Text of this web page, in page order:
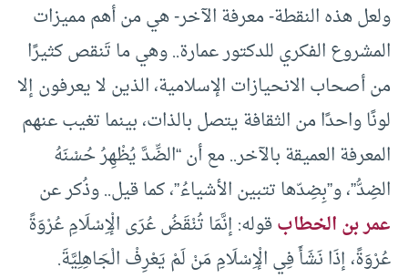
ولعل هذه النقطة- معرفة الآخر- هي من أهم مميزات
المشروع الفكري للدكتور عمارة.. وهي ما تَنقص كثيرًا
من أصحاب الانحيازات الإسلامية، الذين لا يعرفون إلا
لونًا واحدًا من الثقافة يتصل بالذات، بينما تغيب عنهم
المعرفة العميقة بالآخر.. مع أن “الضِّدَّ يُظْهِرُ حُسْنَهُ
الضِدُّ”، و”بِضِدّها تتبين الأشياءُ”، كما قيل.. وذُكر عن
عمر بن الخطابقوله: إنَّمَا تُنْقَضُ عُرَى الْإِسْلَامِ عُرْوَةً
عُرْوَةً، إذَا نَشَأَ فِي الْإِسْلَامِ مَنْ لَمْ يَعْرِفْ الْجَاهِلِيَّةَ.